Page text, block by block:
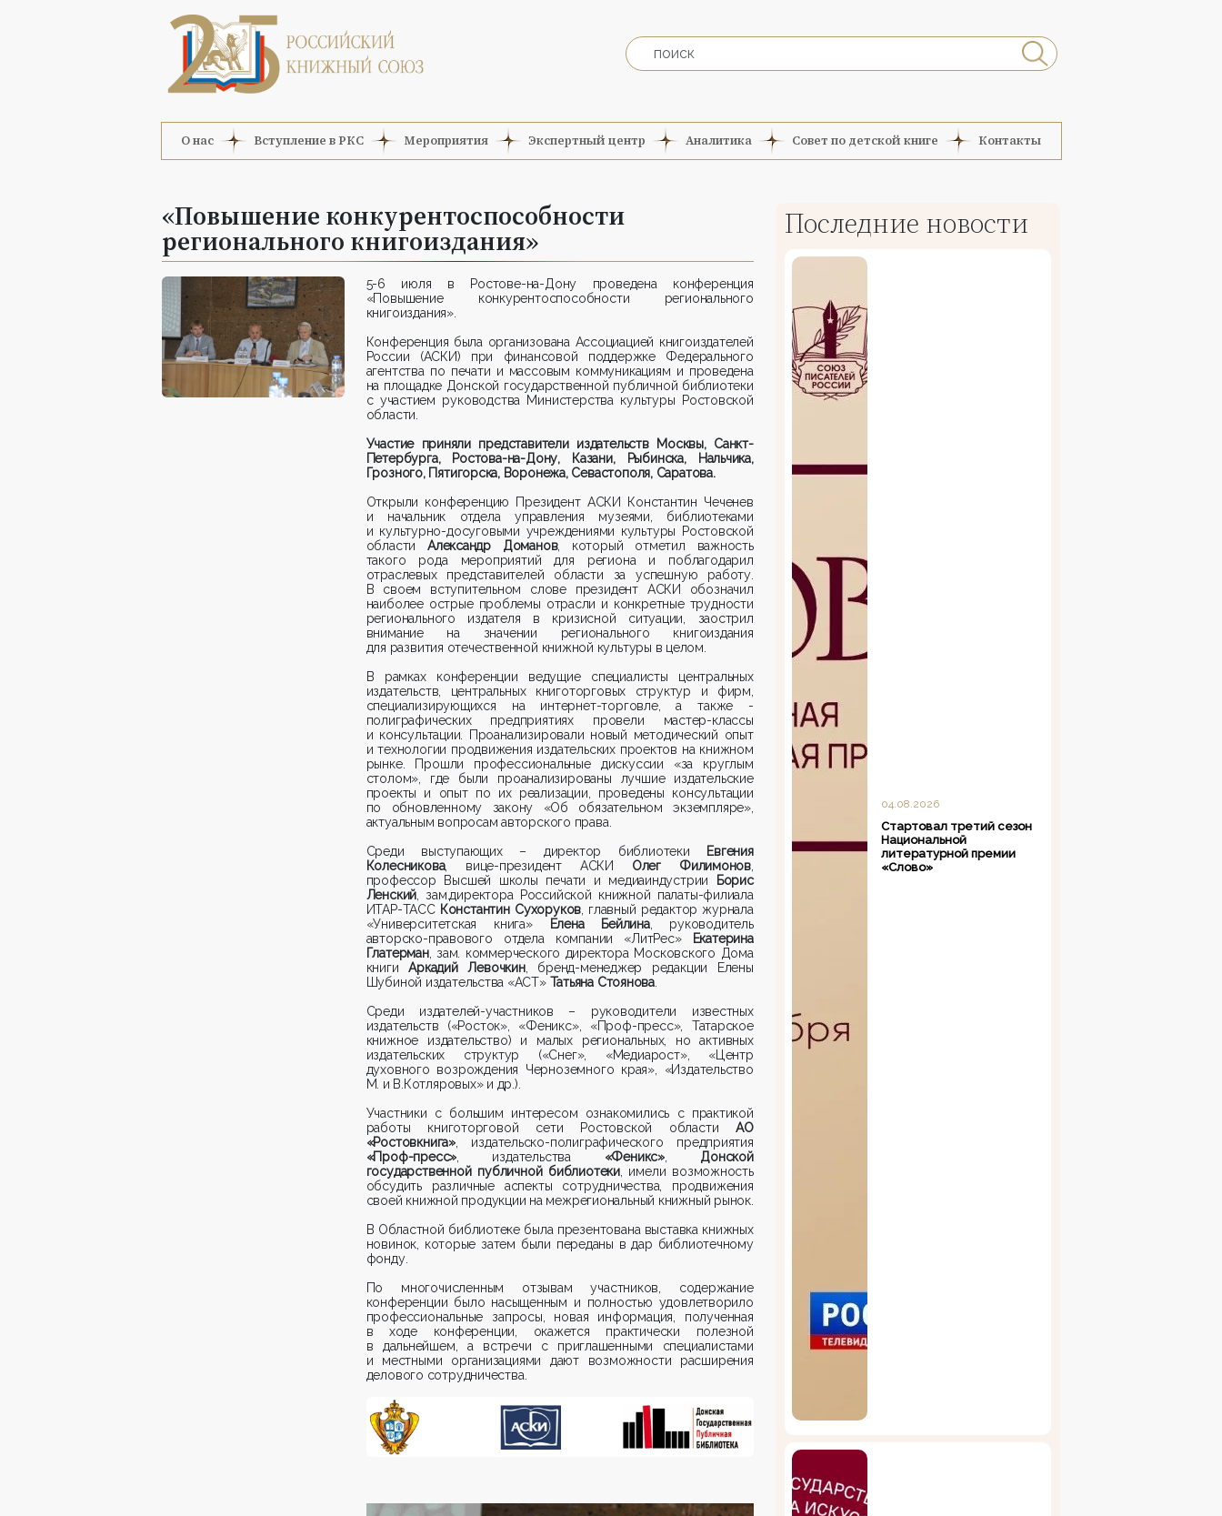
О нас Вступление в РКС Мероприятия Экспертный центр Аналитика Совет по детской книге Контакты
«Повышение конкурентоспособности
регионального книгоиздания»
5-6 июля в Ростове-на-Дону проведена конференция
«Повышение конкурентоспособности регионального
книгоиздания».
Конференция была организована Ассоциацией книгоиздателей
России (АСКИ) при финансовой поддержке Федерального
агентства по печати и массовым коммуникациям и проведена
на площадке Донской государственной публичной библиотеки
с участием руководства Министерства культуры Ростовской
области.
Участие приняли представители издательств Москвы, Санкт-
Петербурга, Ростова-на-Дону, Казани, Рыбинска, Нальчика,
Грозного, Пятигорска, Воронежа, Севастополя, Саратова.
Открыли конференцию Президент АСКИ Константин Чеченев
и начальник отдела управления музеями, библиотеками
и культурно-досуговыми учреждениями культуры Ростовской
области Александр Доманов, который отметил важность
такого рода мероприятий для региона и поблагодарил
отраслевых представителей области за успешную работу.
В своем вступительном слове президент АСКИ обозначил
наиболее острые проблемы отрасли и конкретные трудности
регионального издателя в кризисной ситуации, заострил
внимание на значении регионального книгоиздания
для развития отечественной книжной культуры в целом.
В рамках конференции ведущие специалисты центральных
издательств, центральных книготорговых структур и фирм,
специализирующихся на интернет-торговле, а также -
полиграфических предприятиях провели мастер-классы
и консультации. Проанализировали новый методический опыт
и технологии продвижения издательских проектов на книжном
рынке. Прошли профессиональные дискуссии «за круглым
столом», где были проанализированы лучшие издательские
проекты и опыт по их реализации, проведены консультации
по обновленному закону «Об обязательном экземпляре»,
актуальным вопросам авторского права.
Среди выступающих – директор библиотеки Евгения
Колесникова, вице-президент АСКИ Олег Филимонов
профессор Высшей школы печати и медиаиндустрии Борис
Ленский
зам.директора Российской книжной палаты-филиала
ИТАР-ТАСС Константин Сухоруков , главный редактор журнала
«Университетская книга» Елена Бейлина, руководитель
авторско-правового отдела компании «ЛитРес» Екатерина
Глатерман, зам. коммерческого директора Московского Дома
книгиАркадий Левочкин, бренд-менеджер редакции Елены
Шубиной издательства «АСТ» Татьяна Стоянова
Среди издателей-участников – руководители известных
издательств («Росток», «Феникс», «Проф-пресс», Татарское
книжное издательство) и малых региональных, но активных
издательских структур («Снег», «Медиарост», «Центр
духовного возрождения Черноземного края», «Издательство
М. и В.Котляровых» и др.).
Участники с большим интересом ознакомились с практикой
работы книготорговой сети Ростовской областиАО
«Ростовкнига», издательско-полиграфического предприятия
«Проф-пресс» , издательства «Феникс», Донской
государственной публичной библиотеки, имели возможность
обсудить различные аспекты сотрудничества, продвижения
своей книжной продукции на межрегиональный книжный рынок.
В Областной библиотеке была презентована выставка книжных
новинок, которые затем были переданы в дар библиотечному
фонду.
По многочисленным отзывам участников, содержание
конференции было насыщенным и полностью удовлетворило
профессиональные запросы, новая информация, полученная
в ходе конференции, окажется практически полезной
в дальнейшем, а встречи с приглашенными специалистами
и местными организациями дают возможности расширения
делового сотрудничества.
Последние новости
04.08.2026
Стартовал третий сезон
Национальной
литературной премии
«Слово»